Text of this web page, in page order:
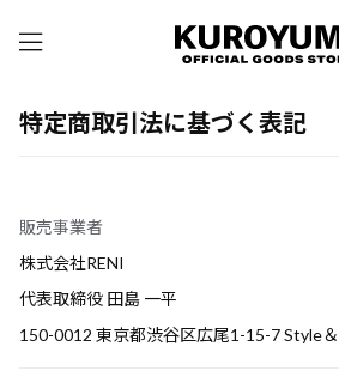
特定商取引法に基づく表記
販売事業者
株式会社RENI
代表取締役 田島 一平
150-0012 東京都渋谷区広尾1-15-7 Style